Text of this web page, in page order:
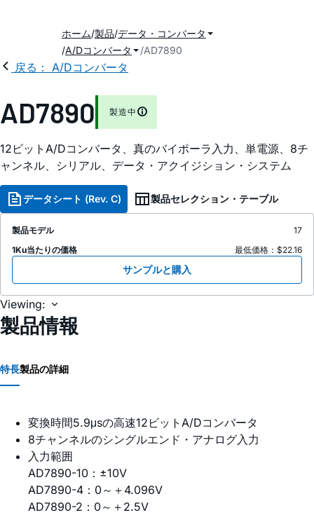
ホーム 製品 データ・コンバータ
A/Dコンバータ
AD7890
戻る： A/Dコンバータ
AD7890 製造中
12ビットA/Dコンバータ、真のバイポーラ入力、単電源、8チ
ャンネル、シリアル、データ・アクイジション・システム
データシート (Rev. C) 製品セレクション・テーブル
製品モデル
17
1Ku当たりの価格
最低価格：$22.16
サンプルと購入
Viewing:
製品情報
特長製品の詳細
変換時間5.9μsの高速12ビットA/Dコンバータ
8チャンネルのシングルエンド・アナログ入力
入力範囲
AD7890-10：±10V
AD7890-4：0～＋4.096V
AD7890-2：0～＋2.5V